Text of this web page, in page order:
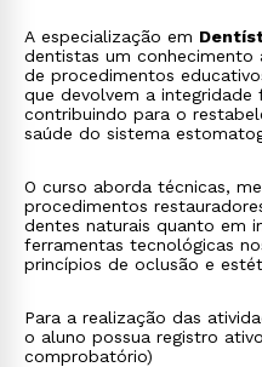
A especialização em
dentistas um
de procedimentos
que devolvem a integridade
contribuindo para o
saúde do sistema
O curso aborda técnicas,
procedimentos
dentes naturais quanto em
ferramentas tecnológicas
princípios de oclusão e
Para a realização das
o aluno possua registro
comprobatório)